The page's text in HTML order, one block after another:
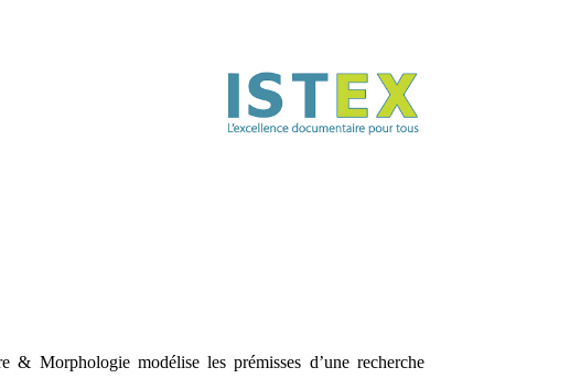
& Morphologie modélise les prémisses d’une recherche